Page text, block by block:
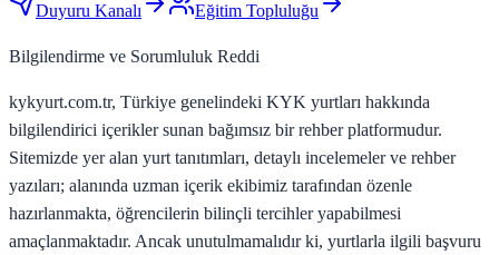
Duyuru Kanalı
Eğitim Topluluğu
Bilgilendirme ve Sorumluluk Reddi
kykyurt.com.tr, Türkiye genelindeki KYK yurtları hakkında
bilgilendirici içerikler sunan bağımsız bir rehber platformudur.
Sitemizde yer alan yurt tanıtımları, detaylı incelemeler ve rehber
yazıları; alanında uzman içerik ekibimiz tarafından özenle
hazırlanmakta, öğrencilerin bilinçli tercihler yapabilmesi
amaçlanmaktadır. Ancak unutulmamalıdır ki, yurtlarla ilgili başvuru